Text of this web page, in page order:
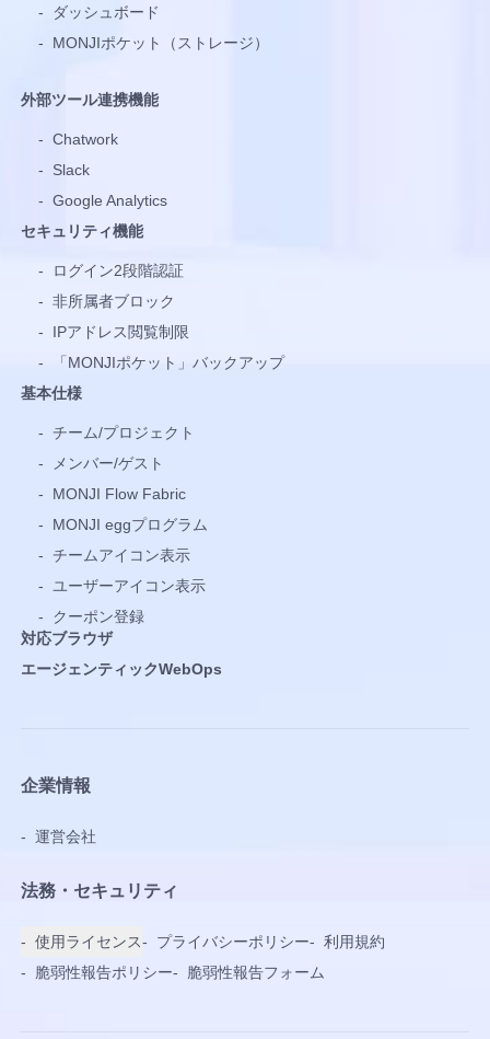
-
ダッシュボード
-
MONJIポケット（ストレージ）
外部ツール連携機能
- Chatwork
-
Slack
- Google Analytics
セキュリティ機能
-
ログイン2段階認証
- 非所属者ブロック
-
IPアドレス閲覧制限
-
「MONJIポケット」バックアップ
基本仕様
- チーム/プロジェクト
-
メンバー/ゲスト
-
MONJI Flow Fabric
-
MONJI eggプログラム
- チームアイコン表示
-
ユーザーアイコン表示
-
クーポン登録
対応ブラウザ
エージェンティックWebOps
企業情報
- 運営会社
法務・セキュリティ
- 使用ライセンス- プライバシーポリシー- 利用規約
-
脆弱性報告ポリシー- 脆弱性報告フォーム